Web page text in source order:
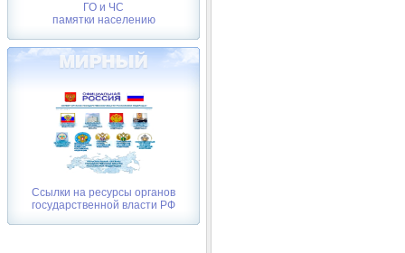
ГО и ЧС
памятки населению
Ссылки на ресурсы органов
государственной власти РФ